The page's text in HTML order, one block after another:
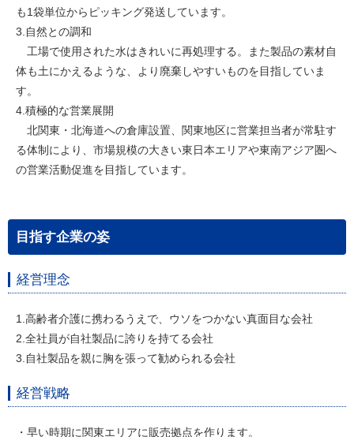
も1袋単位からピッキング発送しています。
3.自然との調和
工場で使用された水はきれいに再処理する。また製品の素材自
体も土にかえるような、より廃棄しやすいものを目指していま
す。
4.積極的な営業展開
北関東・北海道への倉庫設置、関東地区に営業担当者が常駐す
る体制により、市場規模の大きい東日本エリアや東南アジア圏へ
の営業活動促進を目指しています。
目指す企業の姿
経営理念
1.高齢者介護に携わるうえで、ウソをつかない真面目な会社
2.全社員が自社製品に誇りを持てる会社
3.自社製品を親に胸を張って勧められる会社
経営戦略
・早い時期に関東エリアに販売拠点を作ります。